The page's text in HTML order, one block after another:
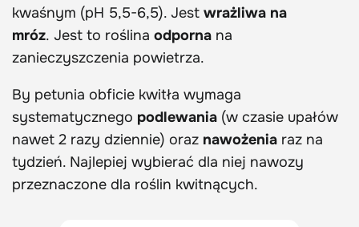
kwaśnym (pH 5,5-6,5). Jest wrażliwa na
mróz. Jest to roślina odporna na
zanieczyszczenia powietrza.
By petunia obficie kwitła wymaga
systematycznego podlewania (w czasie upałów
nawet 2 razy dziennie) oraz nawożenia raz na
tydzień. Najlepiej wybierać dla niej nawozy
przeznaczone dla roślin kwitnących.